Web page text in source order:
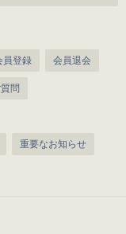
員登録 会員退会
問
重要なお知らせ